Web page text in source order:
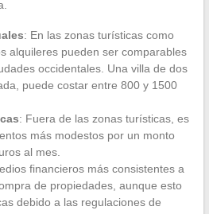
: En las zonas turísticas como
alquileres pueden ser comparables
occidentales. Una villa de dos
puede costar entre 800 y 1500
: Fuera de las zonas turísticas, es
más modestos por un monto
al mes.
financieros más consistentes a
de propiedades, aunque esto
debido a las regulaciones de